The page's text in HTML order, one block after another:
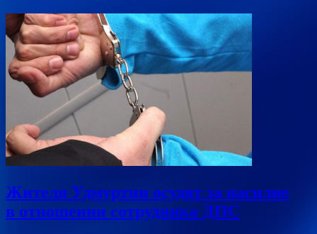
Жителя Удмуртии осудят за насилие
в отношении сотрудника ДПС